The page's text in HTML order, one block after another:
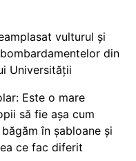
vulturul și
din
Universității
Este o mare
să fie așa cum
în șabloane și
ce fac diferit